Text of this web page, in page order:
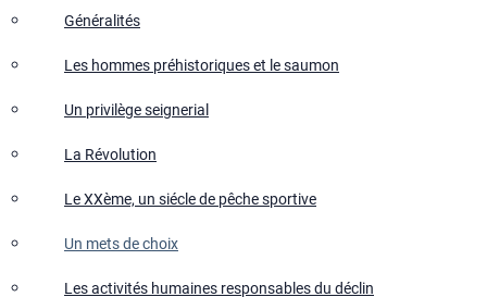
Généralités
Les hommes préhistoriques et le saumon
Un privilège seignerial
La Révolution
Le XXème, un siécle de pêche sportive
Un mets de choix
Les activités humaines responsables du déclin